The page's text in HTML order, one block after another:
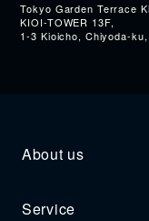
Tokyo Garden Terrace
KIOI-TOWER 13F,
1-3 Kioicho, Chiyoda-
About us
Service